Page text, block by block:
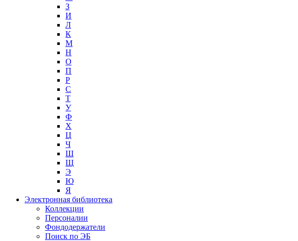
З
И
Л
К
М
Н
О
П
Р
С
Т
У
Ф
Х
Ц
Ч
Ш
Щ
Э
Ю
Я
Электронная библиотека
Коллекции
Персоналии
Фондодержатели
Поиск по ЭБ